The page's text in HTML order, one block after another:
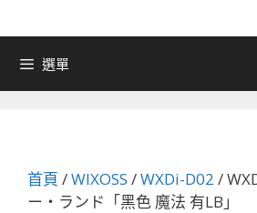
選單
首頁 /WIXOSS /WXDi-D02 /
ー・ランド「黑色 魔法 有LB」